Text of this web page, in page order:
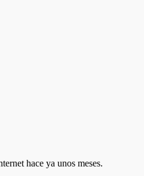
hace ya unos meses.